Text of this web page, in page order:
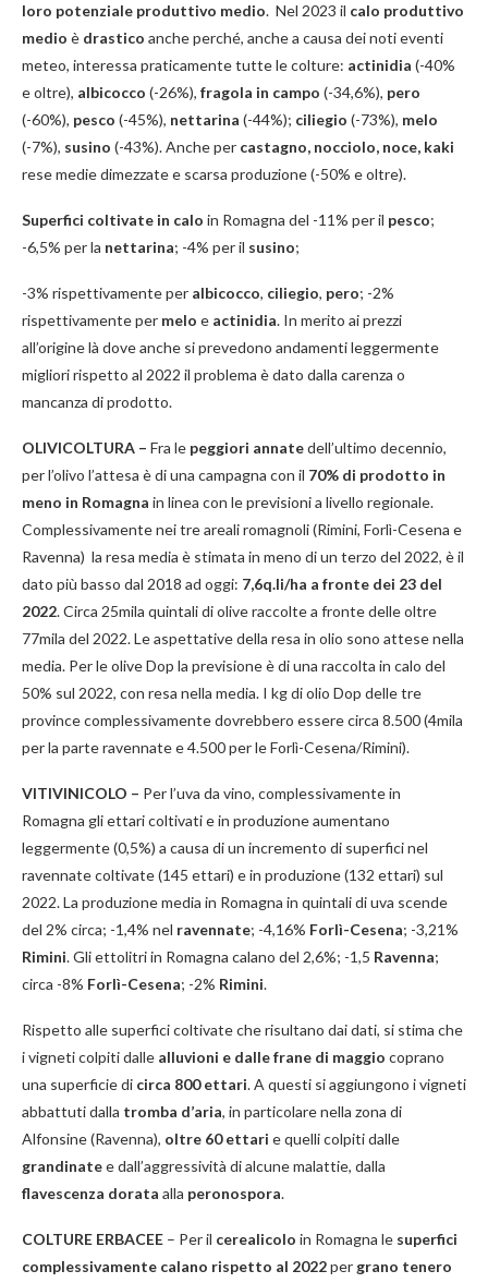
loro potenziale produttivo medio. Nel 2023 il calo produttivo
medio è drastico anche perché, anche a causa dei noti eventi
meteo, interessa praticamente tutte le colture: actinidia (-40%
e oltre), albicocco (-26%), fragola in campo (-34,6%), pero
(-60%), pesco (-45%), nettarina (-44%); ciliegio (-73%), melo
(-7%), susino (-43%). Anche per castagno, nocciolo, noce, kaki
rese medie dimezzate e scarsa produzione (-50% e oltre).
Superfici coltivate in calo in Romagna del -11% per il pesco;
-6,5% per la nettarina; -4% per il susino;
-3% rispettivamente per albicocco, ciliegio, pero; -2%
rispettivamente per melo e actinidia. In merito ai prezzi
all’origine là dove anche si prevedono andamenti leggermente
migliori rispetto al 2022 il problema è dato dalla carenza o
mancanza di prodotto.
OLIVICOLTURA – Fra le peggiori annatedell’ultimo decennio,
per l’olivo l’attesa è di una campagna con il 70% di prodotto in
meno in Romagna in linea con le previsioni a livello regionale.
Complessivamente nei tre areali romagnoli (Rimini, Forlì-Cesena e
Ravenna) la resa media è stimata in meno di un terzo del 2022, è il
dato più basso dal 2018 ad oggi: 7,6q.li/ha a fronte dei 23 del
2022. Circa 25mila quintali di olive raccolte a fronte delle oltre
77mila del 2022. Le aspettative della resa in olio sono attese nella
media. Per le olive Dop la previsione è di una raccolta in calo del
50% sul 2022, con resa nella media. I kg di olio Dop delle tre
province complessivamente dovrebbero essere circa 8.500 (4mila
per la parte ravennate e 4.500 per le Forlì-Cesena/Rimini).
VITIVINICOLO – Per l’uva da vino, complessivamente in
Romagna gli ettari coltivati e in produzione aumentano
leggermente (0,5%) a causa di un incremento di superfici nel
ravennate coltivate (145 ettari) e in produzione (132 ettari) sul
2022. La produzione media in Romagna in quintali di uva scende
del 2% circa; -1,4% nel ravennate; -4,16% Forlì-Cesena; -3,21%
Rimini. Gli ettolitri in Romagna calano del 2,6%; -1,5 Ravenna;
circa -8% Forlì-Cesena; -2% Rimini.
Rispetto alle superfici coltivate che risultano dai dati, si stima che
i vigneti colpiti dalle alluvioni e dalle frane di maggio coprano
una superficie di circa 800 ettari. A questi si aggiungono i vigneti
abbattuti dalla tromba d’aria, in particolare nella zona di
Alfonsine (Ravenna), oltre 60 ettari e quelli colpiti dalle
grandinatee dall’aggressività di alcune malattie, dalla
flavescenza dorata alla peronospora.
COLTURE ERBACEE – Per il cerealicolo in Romagna le superfici
complessivamente calano rispetto al 2022per grano tenero